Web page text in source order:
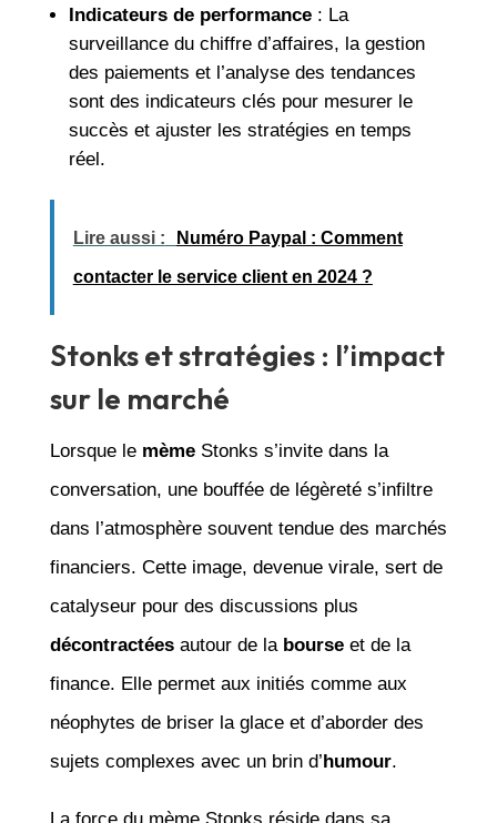
Indicateurs de performance: La
surveillance du chiffre d’affaires, la gestion
des paiements et l’analyse des tendances
sont des indicateurs clés pour mesurer le
succès et ajuster les stratégies en temps
réel.
Lire aussi : Numéro Paypal : Comment
contacter le service client en 2024 ?
Stonks et stratégies : l’impact
sur le marché
Lorsque le mèmeStonks s’invite dans la
conversation, une bouffée de légèreté s’infiltre
dans l’atmosphère souvent tendue des marchés
financiers. Cette image, devenue virale, sert de
catalyseur pour des discussions plus
décontractéesautour de la bourseet de la
finance. Elle permet aux initiés comme aux
néophytes de briser la glace et d’aborder des
sujets complexes avec un brin d’humour.